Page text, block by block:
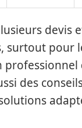
devis
surtout pour
des